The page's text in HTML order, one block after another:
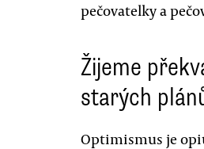
pečovatelky a
Žijeme
starých
Optimismus je